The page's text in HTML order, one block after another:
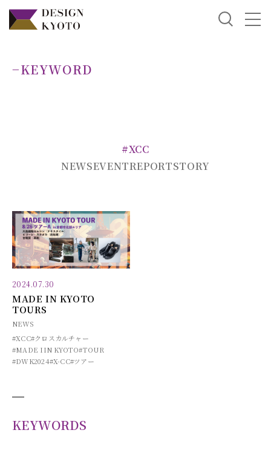
−KEYWORD
#XCC
NEWSEVENTREPORTSTORY
2024.07.30
MADE IN KYOTO
TOURS
NEWS
#XCC#クロスカルチャー
#MADE IIN KYOTO#TOUR
#DWK2024#X-CC#ツアー
KEYWORDS